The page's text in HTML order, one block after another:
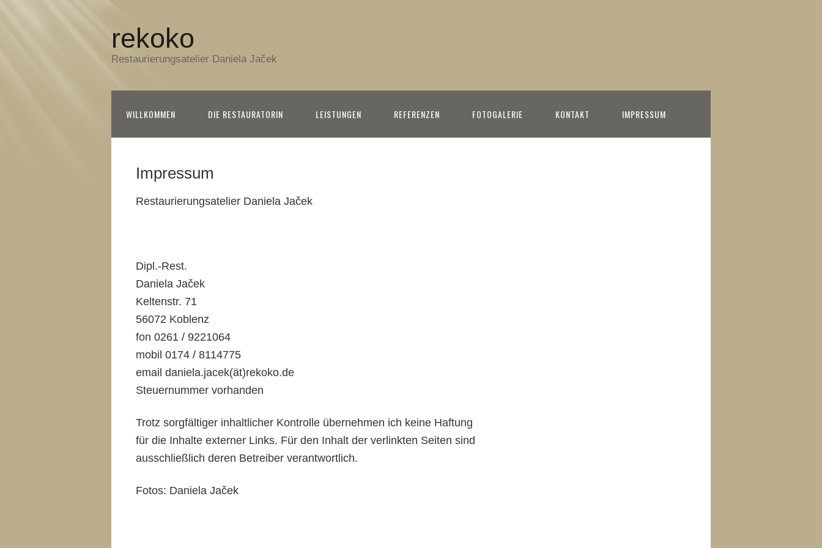
rekoko
Restaurierungsatelier Daniela Jaček
WILLKOMMEN DIE RESTAURATORIN LEISTUNGEN REFERENZEN FOTOGALERIE KONTAKT IMPRESSUM
Impressum
Restaurierungsatelier Daniela Jaček
Dipl.-Rest.
Daniela Jaček
Keltenstr. 71
56072 Koblenz
fon 0261 / 9221064
mobil 0174 / 8114775
email daniela.jacek(ät)rekoko.de
Steuernummer vorhanden
Trotz sorgfältiger inhaltlicher Kontrolle übernehmen ich keine Haftung
für die Inhalte externer Links. Für den Inhalt der verlinkten Seiten sind
ausschließlich deren Betreiber verantwortlich.
Fotos: Daniela Jaček